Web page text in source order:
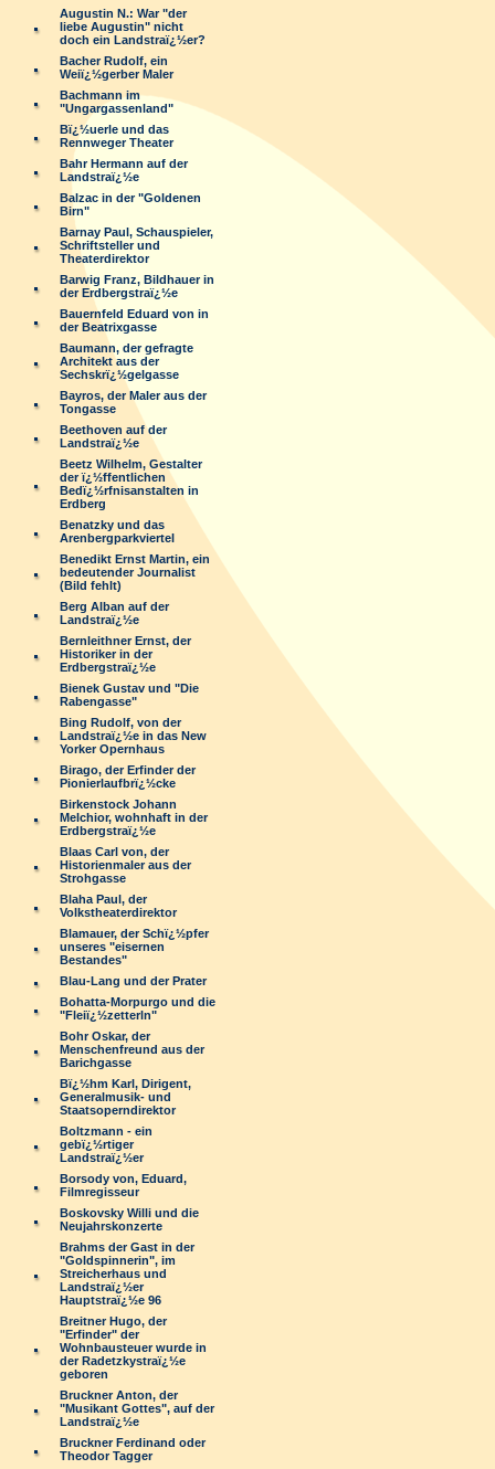
Augustin N.: War "der
liebe Augustin" nicht
doch ein Landstraï¿½er?
Bacher Rudolf, ein
Weiï¿½gerber Maler
Bachmann im
"Ungargassenland"
Bï¿½uerle und das
Rennweger Theater
Bahr Hermann auf der
Landstraï¿½e
Balzac in der "Goldenen
Birn"
Barnay Paul, Schauspieler,
Schriftsteller und
Theaterdirektor
Barwig Franz, Bildhauer in
der Erdbergstraï¿½e
Bauernfeld Eduard von in
der Beatrixgasse
Baumann, der gefragte
Architekt aus der
Sechskrï¿½gelgasse
Bayros, der Maler aus der
Tongasse
Beethoven auf der
Landstraï¿½e
Beetz Wilhelm, Gestalter
der ï¿½ffentlichen
Bedï¿½rfnisanstalten in
Erdberg
Benatzky und das
Arenbergparkviertel
Benedikt Ernst Martin, ein
bedeutender Journalist
(Bild fehlt)
Berg Alban auf der
Landstraï¿½e
Bernleithner Ernst, der
Historiker in der
Erdbergstraï¿½e
Bienek Gustav und "Die
Rabengasse"
Bing Rudolf, von der
Landstraï¿½e in das New
Yorker Opernhaus
Birago, der Erfinder der
Pionierlaufbrï¿½cke
Birkenstock Johann
Melchior, wohnhaft in der
Erdbergstraï¿½e
Blaas Carl von, der
Historienmaler aus der
Strohgasse
Blaha Paul, der
Volkstheaterdirektor
Blamauer, der Schï¿½pfer
unseres "eisernen
Bestandes"
Blau-Lang und der Prater
Bohatta-Morpurgo und die
"Fleiï¿½zetterln"
Bohr Oskar, der
Menschenfreund aus der
Barichgasse
Bï¿½hm Karl, Dirigent,
Generalmusik- und
Staatsoperndirektor
Boltzmann - ein
gebï¿½rtiger
Landstraï¿½er
Borsody von, Eduard,
Filmregisseur
Boskovsky Willi und die
Neujahrskonzerte
Brahms der Gast in der
"Goldspinnerin", im
Streicherhaus und
Landstraï¿½er
Hauptstraï¿½e 96
Breitner Hugo, der
"Erfinder" der
Wohnbausteuer wurde in
der Radetzkystraï¿½e
geboren
Bruckner Anton, der
"Musikant Gottes", auf der
Landstraï¿½e
Bruckner Ferdinand oder
Theodor Tagger